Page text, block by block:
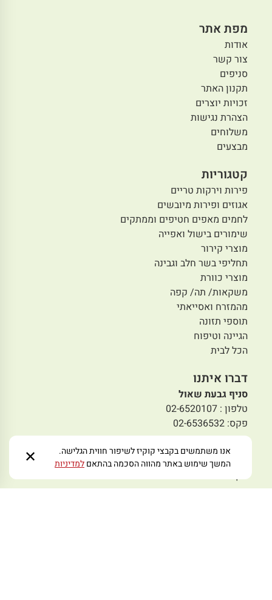
מפת אתר
אודות
צור קשר
סניפים
תקנון האתר
זכויות יוצרים
הצהרת נגישות
משלוחים
מבצעים
קטגוריות
פירות וירקות טריים
אגוזים ופירות מיובשים
לחמים מאפים חטיפים וממתקים
שימורים בישול ואפייה
מוצרי קירור
תחליפי בשר חלב וגבינה
מוצרי כוורת
משקאות/ תה/ קפה
מהמזרח ואסייאתי
תוספי תזונה
הגיינה וטיפוח
הכל לבית
דברו איתנו
סניף גבעת שאול
טלפון : 02-6520107
פקס: 02-6536532
סניף אמציה
טלפון:02-5631951
פקס: 02-5636493
אנו משתמשים בקבצי קוקיז לשיפור חווית הגלישה.
המשך שימוש באתר מהווה הסכמה בהתאםלמדיניות ✕